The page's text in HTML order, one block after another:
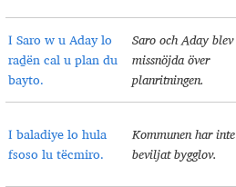
I Saro w u Aday lo
raḏën cal u plan du
bayto.
Saro och Aday blev
missnöjda över
planritningen.
I baladiye lo hula
fsoso lu tëcmiro.
Kommunen har inte
beviljat bygglov.